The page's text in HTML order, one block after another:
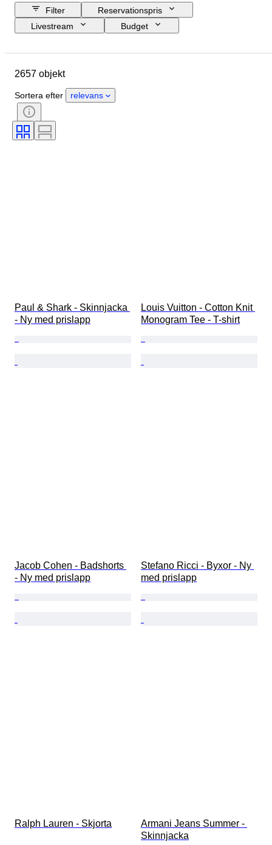
Filter
Reservationspris
Livestream
Budget
Material
Stil
Klädstorlek
Era
Storlek på skjortkrage
2657 objekt
Sortera efter relevans
Paul & Shark - Skinnjacka
- Ny med prislapp
Louis Vuitton - Cotton Knit
Monogram Tee - T-shirt
Jacob Cohen - Badshorts
- Ny med prislapp
Stefano Ricci - Byxor - Ny
med prislapp
Ralph Lauren - Skjorta
Armani Jeans Summer -
Skinnjacka